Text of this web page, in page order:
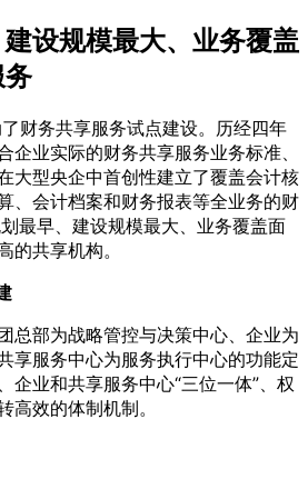
设规模最大、业务覆盖
财务共享服务试点建设。历经四年
企业实际的财务共享服务业务标准、
大型央企中首创性建立了覆盖会计核
、会计档案和财务报表等全业务的财
最早、建设规模最大、业务覆盖面
的共享机构。
总部为战略管控与决策中心、企业为
享服务中心为服务执行中心的功能定
企业和共享服务中心“三位一体”、权
高效的体制机制。